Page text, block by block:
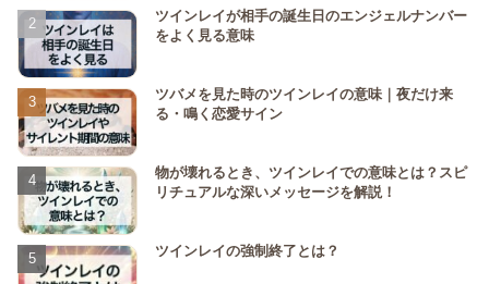
ツインレイが相手の誕生日のエンジェルナンバー
をよく見る意味
ツバメを見た時のツインレイの意味｜夜だけ来
る・鳴く恋愛サイン
物が壊れるとき、ツインレイでの意味とは？スピ
リチュアルな深いメッセージを解説！
ツインレイの強制終了とは？